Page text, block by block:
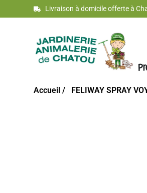
Livraison à domicile offerte à
Accueil / FELIWAY SPRAY